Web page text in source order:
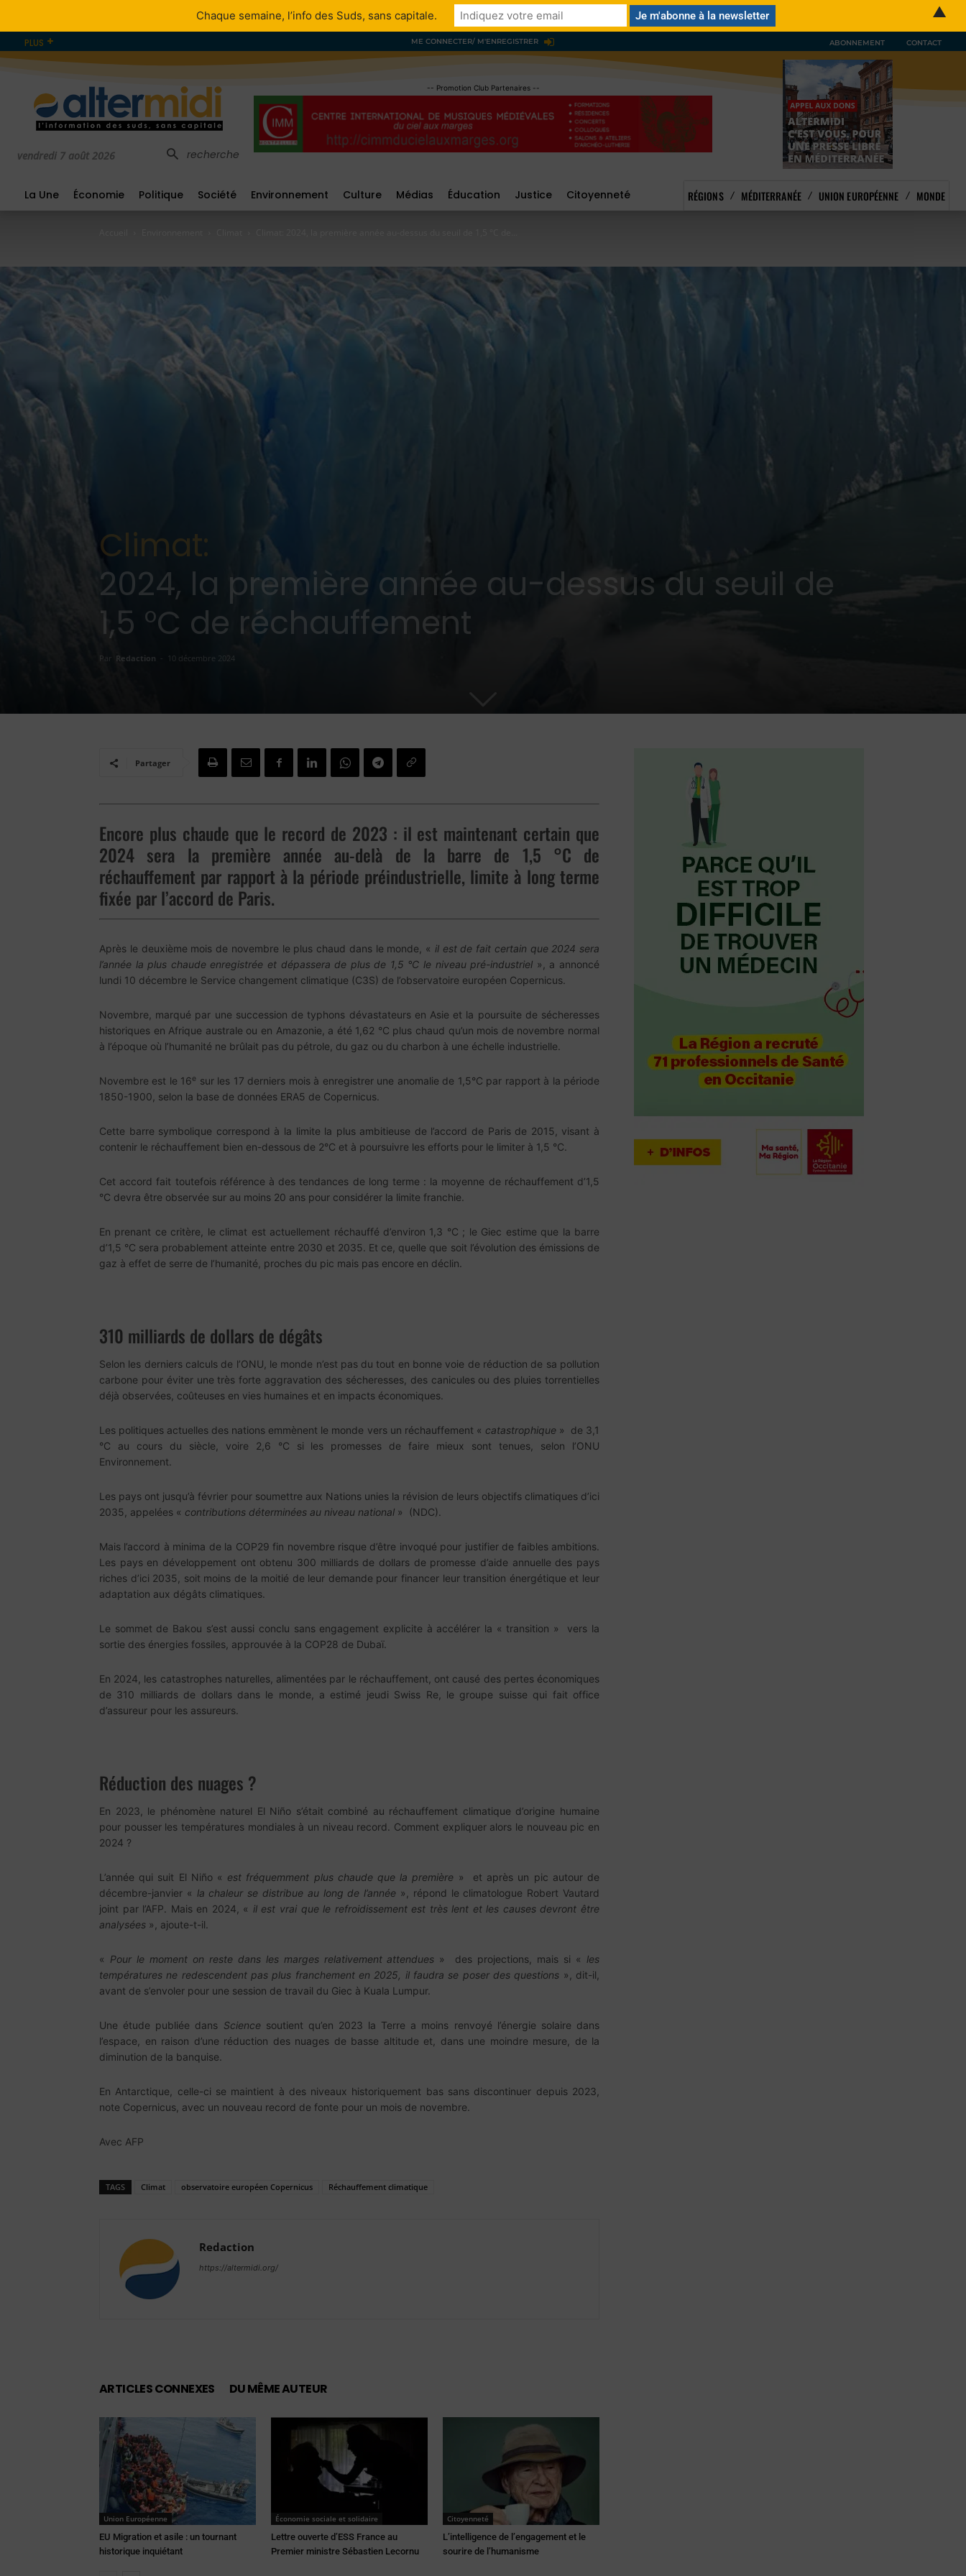
PLUS ME CONNECTER/ M'ENREGISTRER ABONNEMENT CONTACT
vendredi 7 août 2026 recherche
-- Promotion Club Partenaires --
La Une Économie Politique Société Environnement Culture Médias Éducation Justice Citoyenneté RÉGIONS MÉDITERRANÉE UNION EUROPÉENNE MONDE
Climat:
2024, la première année au-dessus du seuil de
1,5 °C de réchauffement
Par Redaction - 10 décembre 2024
Partager
Encore plus chaude que le record de 2023 : il est maintenant certain que
2024 sera la première année au-delà de la barre de 1,5 °C de
réchauffement par rapport à la période préindustrielle, limite à long terme
fixée par l’accord de Paris.
Après le deuxième mois de novembre le plus chaud dans le monde, « il est de fait certain que 2024 sera
l’année la plus chaude enregistrée et dépassera de plus de 1,5 °C le niveau pré-industriel », a annoncé
lundi 10 décembre le Service changement climatique (C3S) de l’observatoire européen Copernicus.
Novembre, marqué par une succession de typhons dévastateurs en Asie et la poursuite de sécheresses
historiques en Afrique australe ou en Amazonie, a été 1,62 °C plus chaud qu’un mois de novembre normal
à l’époque où l’humanité ne brûlait pas du pétrole, du gaz ou du charbon à une échelle industrielle.
Novembre est le 16e sur les 17 derniers mois à enregistrer une anomalie de 1,5°C par rapport à la période
1850-1900, selon la base de données ERA5 de Copernicus.
Cette barre symbolique correspond à la limite la plus ambitieuse de l’accord de Paris de 2015, visant à
contenir le réchauffement bien en-dessous de 2°C et à poursuivre les efforts pour le limiter à 1,5 °C.
Cet accord fait toutefois référence à des tendances de long terme : la moyenne de réchauffement d’1,5
°C devra être observée sur au moins 20 ans pour considérer la limite franchie.
En prenant ce critère, le climat est actuellement réchauffé d’environ 1,3 °C ; le Giec estime que la barre
d’1,5 °C sera probablement atteinte entre 2030 et 2035. Et ce, quelle que soit l’évolution des émissions de
gaz à effet de serre de l’humanité, proches du pic mais pas encore en déclin.
310 milliards de dollars de dégâts
Selon les derniers calculs de l’ONU, le monde n’est pas du tout en bonne voie de réduction de sa pollution
carbone pour éviter une très forte aggravation des sécheresses, des canicules ou des pluies torrentielles
déjà observées, coûteuses en vies humaines et en impacts économiques.
Les politiques actuelles des nations emmènent le monde vers un réchauffement « catastrophique » de 3,1
°C au cours du siècle, voire 2,6 °C si les promesses de faire mieux sont tenues, selon l’ONU
Environnement.
Les pays ont jusqu’à février pour soumettre aux Nations unies la révision de leurs objectifs climatiques d’ici
2035, appelées « contributions déterminées au niveau national » (NDC).
Mais l’accord à minima de la COP29 fin novembre risque d’être invoqué pour justifier de faibles ambitions.
Les pays en développement ont obtenu 300 milliards de dollars de promesse d’aide annuelle des pays
riches d’ici 2035, soit moins de la moitié de leur demande pour financer leur transition énergétique et leur
adaptation aux dégâts climatiques.
Le sommet de Bakou s’est aussi conclu sans engagement explicite à accélérer la « transition » vers la
sortie des énergies fossiles, approuvée à la COP28 de Dubaï.
En 2024, les catastrophes naturelles, alimentées par le réchauffement, ont causé des pertes économiques
de 310 milliards de dollars dans le monde, a estimé jeudi Swiss Re, le groupe suisse qui fait office
d’assureur pour les assureurs.
Réduction des nuages ?
En 2023, le phénomène naturel El Niño s’était combiné au réchauffement climatique d’origine humaine
pour pousser les températures mondiales à un niveau record. Comment expliquer alors le nouveau pic en
2024 ?
L’année qui suit El Niño « est fréquemment plus chaude que la première » et après un pic autour de
décembre-janvier « la chaleur se distribue au long de l’année », répond le climatologue Robert Vautard
joint par l’AFP. Mais en 2024, « il est vrai que le refroidissement est très lent et les causes devront être
analysées », ajoute-t-il.
« Pour le moment on reste dans les marges relativement attendues » des projections, mais si « les
températures ne redescendent pas plus franchement en 2025, il faudra se poser des questions », dit-il,
avant de s’envoler pour une session de travail du Giec à Kuala Lumpur.
Une étude publiée dans Sciencesoutient qu’en 2023 la Terre a moins renvoyé l’énergie solaire dans
l’espace, en raison d’une réduction des nuages de basse altitude et, dans une moindre mesure, de la
diminution de la banquise.
En Antarctique, celle-ci se maintient à des niveaux historiquement bas sans discontinuer depuis 2023,
note Copernicus, avec un nouveau record de fonte pour un mois de novembre.
Avec AFP
TAGS Climat observatoire européen Copernicus Réchauffement climatique
Redaction
https://altermidi.org/
ARTICLES CONNEXES DU MÊME AUTEUR
Union Européenne
EU Migration et asile : un tournant
historique inquiétant
Économie sociale et solidaire
Lettre ouverte d’ESS France au
Premier ministre Sébastien Lecornu
Citoyenneté
L’intelligence de l’engagement et le
sourire de l’humanisme
Chaque semaine, l’info des Suds, sans capitale. ▲